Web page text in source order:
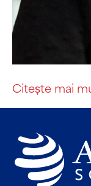
Citește mai